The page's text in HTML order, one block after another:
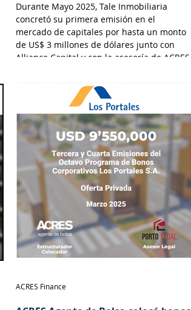
Durante Mayo 2025, Tale Inmobiliaria
concretó su primera emisión en el
mercado de capitales por hasta un monto
de US$ 3 millones de dólares junto con
Alliance Capital y con la asesoría de ACRES
Valdez abogados.
ACRES Finance